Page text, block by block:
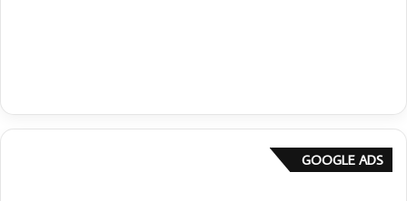
GOOGLE ADS